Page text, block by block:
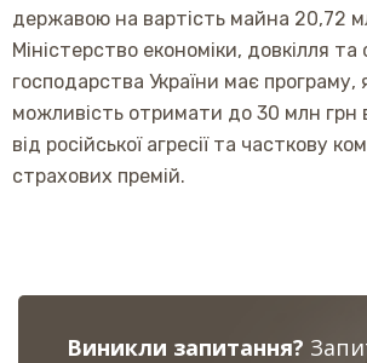
державою на вартість майна 20,72
Міністерство економіки, довкілля та
господарства України має програму,
можливість отримати до 30 млн грн
від російської агресії та часткову
страхових премій.
Виникли запитання?